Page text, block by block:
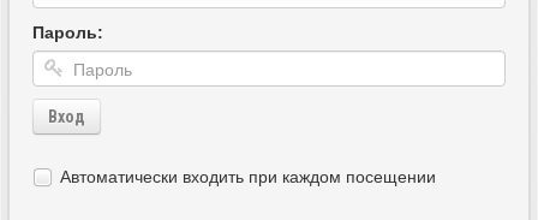
Пароль:
Вход
Автоматически входить при каждом посещении